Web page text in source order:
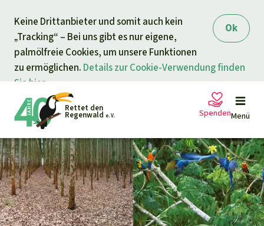
Ok
Keine Drittanbieter und somit auch kein
„Tracking“ – Bei uns gibt es nur eigene,
palmölfreie Cookies, um unsere Funktionen
zu ermöglichen. Details zur Cookie-Verwendung finden
Sie hier.
springen
Rettet den
Regenwald e. V. Menü
Petitionen
Projekte
Spenden
Ihre Spende hilft
Allgemeine Spende